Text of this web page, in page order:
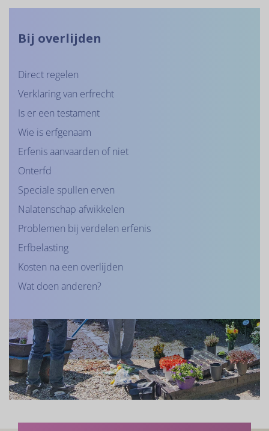
Bij overlijden
Direct regelen
Verklaring van erfrecht
Is er een testament
Wie is erfgenaam
Erfenis aanvaarden of niet
Onterfd
Speciale spullen erven
Nalatenschap afwikkelen
Problemen bij verdelen erfenis
Erfbelasting
Kosten na een overlijden
Wat doen anderen?